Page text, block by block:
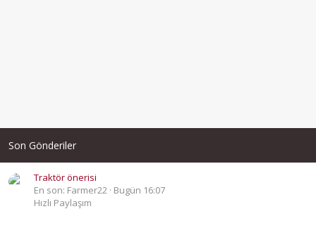
Son Gönderiler
Traktör önerisi
En son: Farmer22 Bugün 16:07
Hızlı Paylaşım